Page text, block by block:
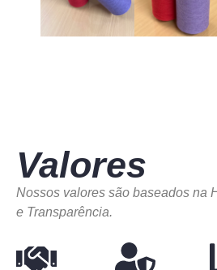
Valores
Nossos valores são baseados na
e Transparência.